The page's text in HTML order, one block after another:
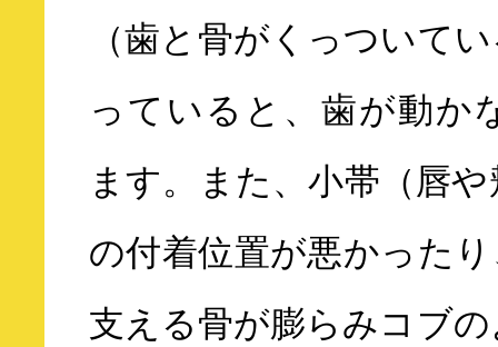
（歯と骨がくっついて
っていると、歯が動か
ます。また、小帯（唇
の付着位置が悪かった
支える骨が膨らみコブ